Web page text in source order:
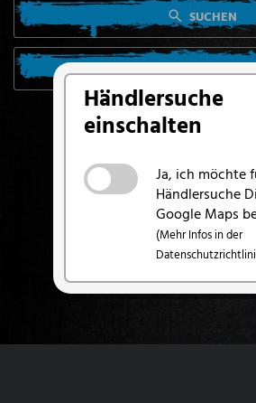
Händlersuche
einschalten
Ja, ich möchte
Händlersuche
Google Maps
(Mehr Infos in der
SUCHEN
SUCHE VON MEINEM